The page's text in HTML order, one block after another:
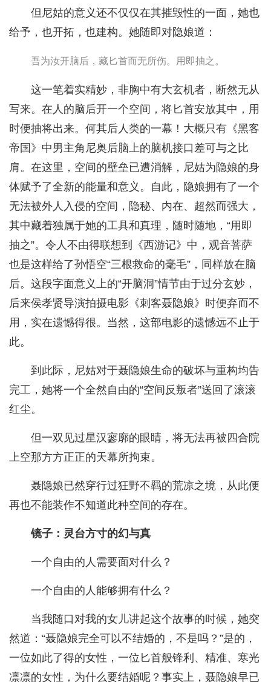
但尼姑的意义还不仅仅在其摧毁性的一面，她也
给予，也开拓，也建构。她随即对隐娘道：
吾为汝开脑后，藏匕首而无所伤。用即抽之。
这一笔着实精妙，非胸中有大玄机者，断然无从
写来。在人的脑后开一个空间，将匕首安放其中，用
时便抽将出来。何其后人类的一幕！大概只有《黑客
帝国》中男主角尼奥后脑上的脑机接口差可与之比
肩。在这里，空间的壁垒已遭消解，尼姑为隐娘的身
体赋予了全新的能量和意义。自此，隐娘拥有了一个
无法被外人入侵的空间，隐秘、内在、超然而强大，
其中藏着独属于她的工具和真理，随时随地，“用即
抽之”。令人不由得联想到《西游记》中，观音菩萨
也是这样给了孙悟空“三根救命的毫毛”，同样放在脑
后。这段字面意义上的“开脑洞”情节由于过分玄妙，
后来侯孝贤导演拍摄电影《刺客聂隐娘》时便弃而不
用，实在遗憾得很。当然，这部电影的遗憾远不止于
此。
到此际，尼姑对于聂隐娘生命的破坏与重构均告
完工，她将一个全然自由的“空间反叛者”送回了滚滚
红尘。
但一双见过星汉寥廓的眼睛，将无法再被四合院
上空那方方正正的天幕所拘束。
聂隐娘已然穿行过狂野不羁的荒凉之境，从此便
再也不能装作不知道此种空间的存在。
镜子：灵台方寸的幻与真
一个自由的人需要面对什么？
一个自由的人能够拥有什么？
当我随口对我的女儿讲起这个故事的时候，她突
然道：“聂隐娘完全可以不结婚的，不是吗？”是的，
一位如此了得的女性，一位匕首般锋利、精准、寒光
凛凛的女性，为什么要结婚呢？事实上，聂隐娘早已